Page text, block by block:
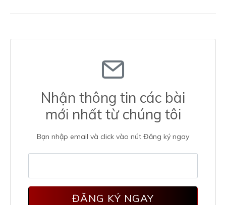
Nhận thông tin các bài
mới nhất từ chúng tôi
Bạn nhập email và click vào nút Đăng ký ngay
ĐĂNG KÝ NGAY